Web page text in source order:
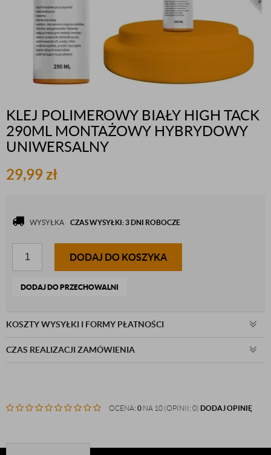
KLEJ POLIMEROWY BIAŁY HIGH TACK
290ML MONTAŻOWY HYBRYDOWY
UNIWERSALNY
29,99zł
WYSYŁKA CZAS WYSYŁKI: 3 DNI ROBOCZE
DODAJ DO KOSZYKA
DODAJ DO PRZECHOWALNI
KOSZTY WYSYŁKI I FORMY PŁATNOŚCI
CZAS REALIZACJI ZAMÓWIENIA
OCENA: 0 NA 10 (OPINII: 0) DODAJ OPINIĘ